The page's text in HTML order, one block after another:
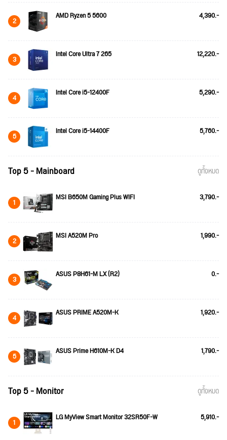
2 AMD Ryzen 5 5600 4,390.-
3 Intel Core Ultra 7 265 12,220.-
4 Intel Core i5-12400F 5,290.-
5 Intel Core i5-14400F 5,760.-
Top 5 - Mainboard ดูทั้งหมด
1 MSI B650M Gaming Plus WIFI 3,790.-
2 MSI A520M Pro 1,990.-
3 ASUS P8H61-M LX (R2) 0.-
4 ASUS PRIME A520M-K 1,920.-
5 ASUS Prime H610M-K D4 1,790.-
Top 5 - Monitor ดูทั้งหมด
1 LG MyView Smart Monitor 32SR50F-W 5,910.-